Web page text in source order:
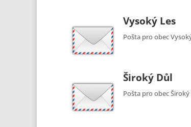
Vysoký Les
Pošta pro obec
Široký Důl
Pošta pro obec Široký